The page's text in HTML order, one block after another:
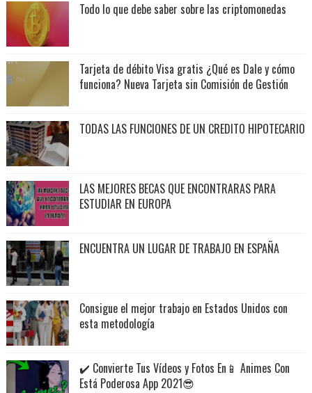
Todo lo que debe saber sobre las criptomonedas
Tarjeta de débito Visa gratis ¿Qué es Dale y cómo
funciona? Nueva Tarjeta sin Comisión de Gestión
TODAS LAS FUNCIONES DE UN CREDITO HIPOTECARIO
LAS MEJORES BECAS QUE ENCONTRARAS PARA
ESTUDIAR EN EUROPA
ENCUENTRA UN LUGAR DE TRABAJO EN ESPAÑA
Consigue el mejor trabajo en Estados Unidos con
esta metodología
✔️ Convierte Tus Vídeos y Fotos En📱 Animes Con
Está Poderosa App 2021😎